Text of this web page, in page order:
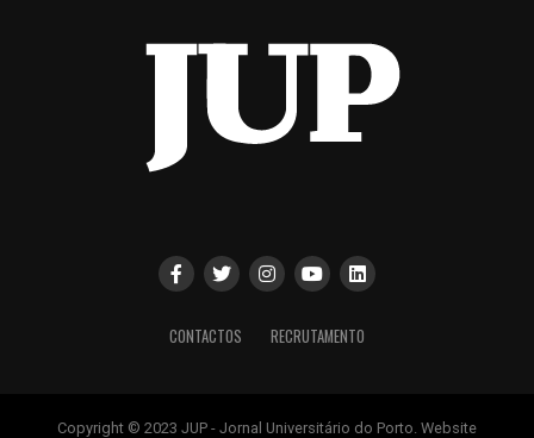
CONTACTOS RECRUTAMENTO
Copyright © 2023 JUP - Jornal Universitário do Porto. Website